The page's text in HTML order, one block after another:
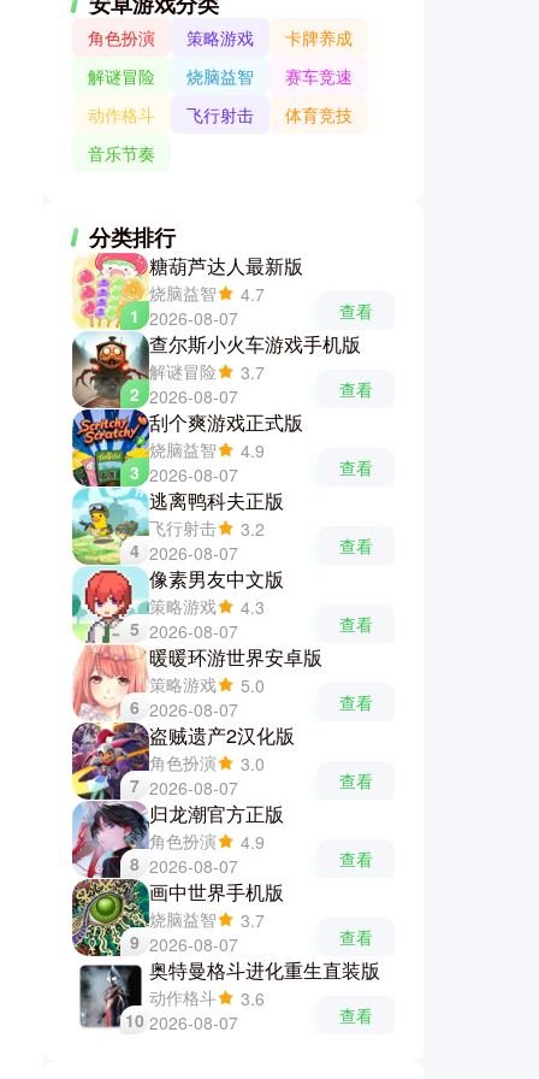
角色扮演 策略游戏
卡牌养成
解谜冒险
烧脑益智
赛车竞速
动作格斗
飞行射击
体育竞技
音乐节奏
分类排行
1
糖葫芦达人最新版
烧脑益智
4.7
2026-08-07
查看
2
查尔斯小火车游戏手机版
解谜冒险
3.7
2026-08-07
查看
3
刮个爽游戏正式版
烧脑益智
4.9
2026-08-07
查看
4
逃离鸭科夫正版
飞行射击
3.2
2026-08-07
查看
5
像素男友中文版
策略游戏
4.3
2026-08-07
查看
6
暖暖环游世界安卓版
策略游戏
5.0
2026-08-07
查看
7
盗贼遗产2汉化版
角色扮演
3.0
2026-08-07
查看
8
归龙潮官方正版
角色扮演
4.9
2026-08-07
查看
9
画中世界手机版
烧脑益智
3.7
2026-08-07
查看
10
奥特曼格斗进化重生直装版
动作格斗
3.6
2026-08-07
查看